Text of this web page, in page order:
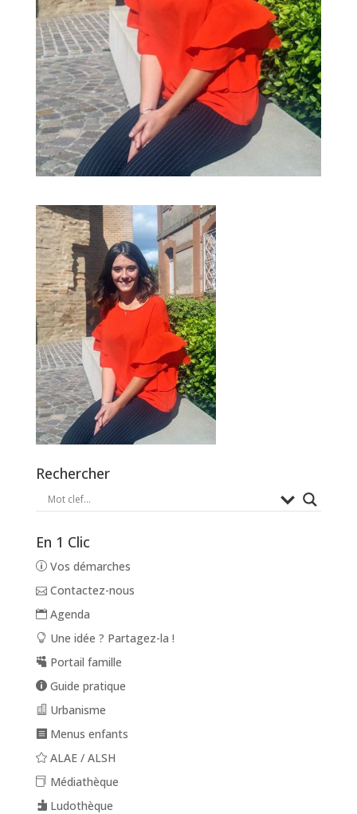
Rechercher
En 1 Clic
Vos démarches
Contactez-nous
Agenda
Une idée ? Partagez-la !
Portail famille
Guide pratique
Urbanisme
Menus enfants
ALAE / ALSH
Médiathèque
Ludothèque